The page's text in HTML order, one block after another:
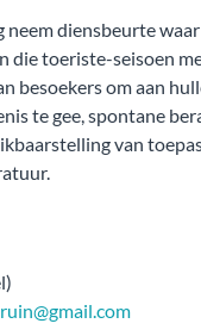
neem diensbeurte
die toeriste-seisoen
besoekers om aan
te gee, spontane
van